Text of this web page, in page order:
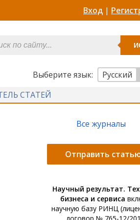
Вход |
Выберите язык: Русский
СТАТЕЙ
Все журналы
Отправить
Научный результат.
бизнеса и сервиса
научную базу РИНЦ